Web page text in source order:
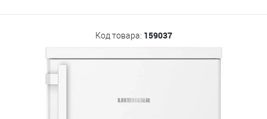
Код товара: 159037